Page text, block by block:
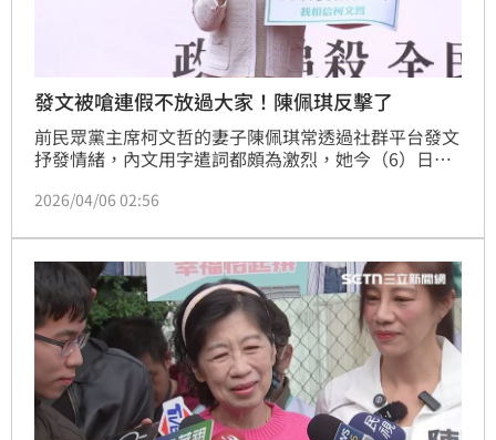
發文被嗆連假不放過大家！陳佩琪反擊了
前民眾黨主席柯文哲的妻子陳佩琪常透過社群平台發文
抒發情緒，內文用字遣詞都頗為激烈，她今（6）日又
續假期最後一天不放過大家？」，她則反嗆「你怎這種
2026/04/06 02:56